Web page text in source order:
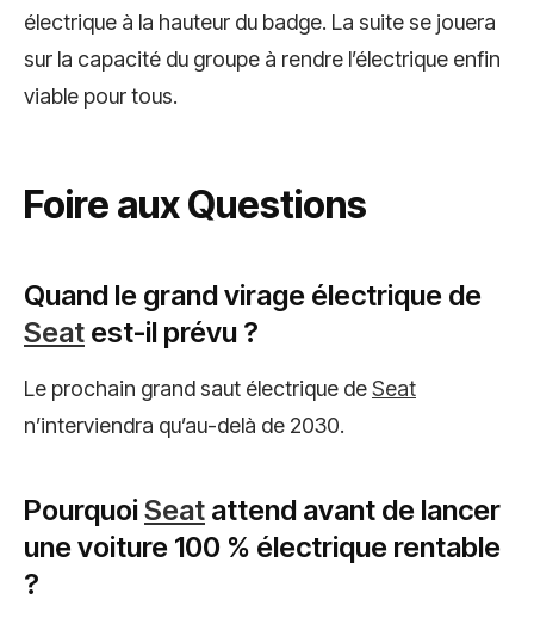
électrique à la hauteur du badge. La suite se jouera
sur la capacité du groupe à rendre l’électrique enfin
viable pour tous.
Foire aux Questions
Quand le grand virage électrique de
Seat est-il prévu ?
Le prochain grand saut électrique deSeat
n’interviendra qu’au-delà de 2030.
PourquoiSeat attend avant de lancer
une voiture 100 % électrique rentable
?